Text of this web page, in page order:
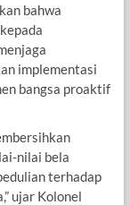
bahwa
implementasi
bangsa proaktif
nilai bela
terhadap
ujar Kolonel